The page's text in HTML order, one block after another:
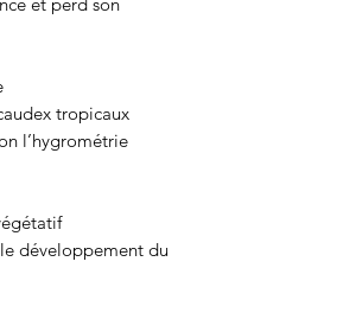
tropicaux
l’hygrométrie
développement du